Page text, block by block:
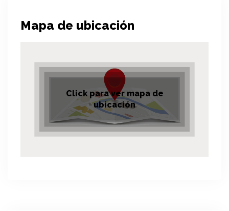
Mapa de ubicación
Click para ver mapa de
ubicación